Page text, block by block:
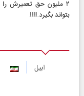
بتواند بگیرد.!!!!
ابیل